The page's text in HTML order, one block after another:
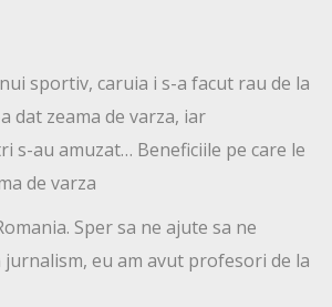
sportiv, caruia i s-a facut rau de la
dat zeama de varza, iar
s-au amuzat… Beneficiile pe care le
de varza
Sper sa ne ajute sa ne
eu am avut profesori de la